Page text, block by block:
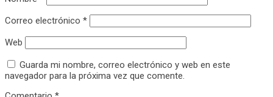
Correo electrónico *
Web
Guarda mi nombre, correo electrónico y web en este
navegador para la próxima vez que comente.